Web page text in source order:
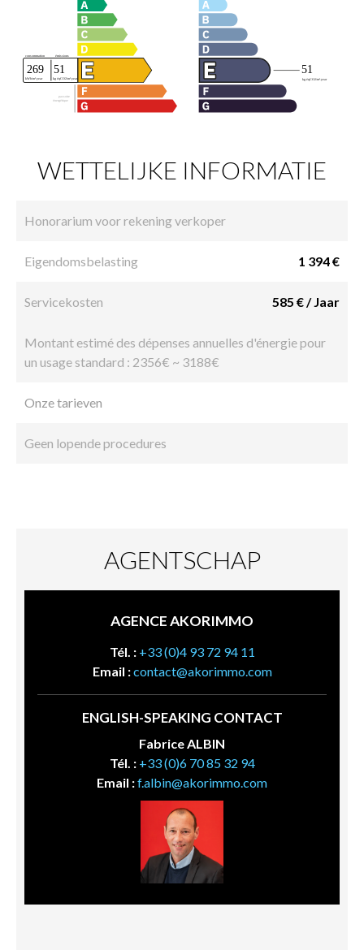
WETTELIJKE INFORMATIE
Honorarium voor rekening verkoper
Eigendomsbelasting 1 394 €
Servicekosten 585 € / Jaar
Montant estimé des dépenses annuelles d'énergie pour
un usage standard : 2356€ ~ 3188€
Onze tarieven
Geen lopende procedures
AGENTSCHAP
AGENCE AKORIMMO
Tél. : +33 (0)4 93 72 94 11
Email :contact@akorimmo.com
ENGLISH-SPEAKING CONTACT
Fabrice ALBIN
Tél. : +33 (0)6 70 85 32 94
Email :f.albin@akorimmo.com